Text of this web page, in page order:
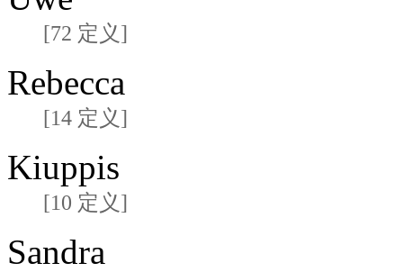
[72 定义]
Rebecca
[14 定义]
Kiuppis
[10 定义]
Sandra